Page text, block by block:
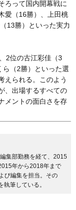
ろって国内開幕戦に
愛（16勝）、上田桃
13勝）といった実力
2位の古江彩佳（3
ら（2勝）といった選
えられる。このよう
、出場するすべての
メントの面白さを存
集部勤務を経て、2015
年から2018年まで
び編集を担当。その
筆している。